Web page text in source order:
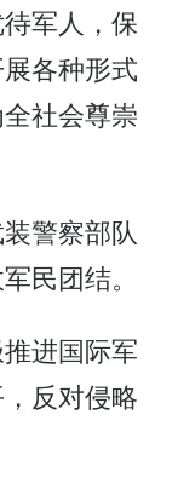
军人，保
各种形式
社会尊崇
警察部队
民团结。
进国际军
反对侵略